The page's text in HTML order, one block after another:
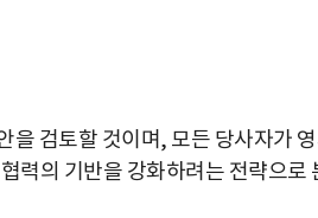
검토할 것이며, 모든 당사자가
력의 기반을 강화하려는 전략으로